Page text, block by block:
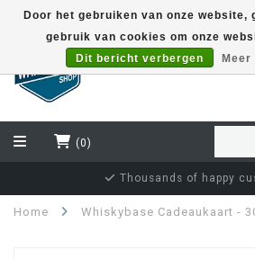
(0)
Independent bottler
Home Whiskybase Cadeaukaart -
Door het gebruiken van onze website,
gebruik van cookies om onze
Dit bericht verbergen